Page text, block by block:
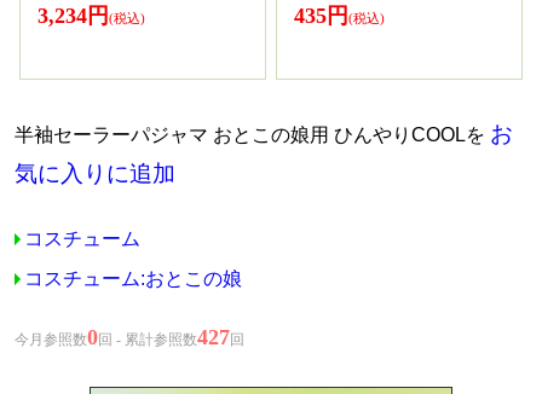
3,234円 435円
半袖セーラーパジャマ おとこの娘用 ひんやりCOOLを お
気に入りに追加
コスチューム
コスチューム:おとこの娘
今月参照数0回 - 累計参照数427回